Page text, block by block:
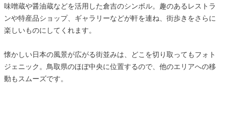
味噌蔵や醤油蔵などを活用した倉吉のシンボル。趣のあるレストラ
ンや特産品ショップ、ギャラリーなどが軒を連ね、街歩きをさらに
楽しいものにしてくれます。
懐かしい日本の風景が広がる街並みは、どこを切り取ってもフォト
ジェニック。鳥取県のほぼ中央に位置するので、他のエリアへの移
動もスムーズです。